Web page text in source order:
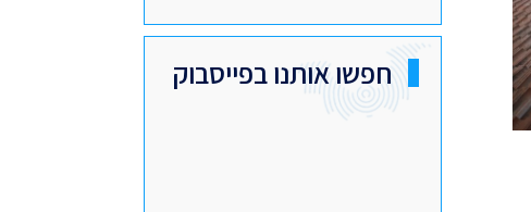
חפשו אותנו בפייסבוק